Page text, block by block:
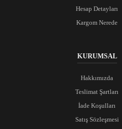
Hesap Detayları
Kargom Nerede
KURUMSAL
Hakkımızda
Teslimat Şartları
İade Koşulları
Satış Sözleşmesi